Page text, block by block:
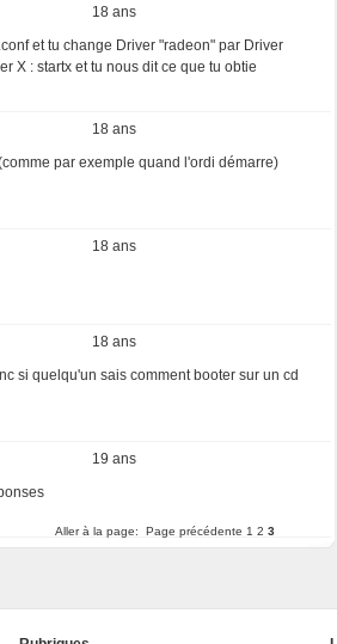
18 ans
et tu change Driver "radeon" par Driver
X : startx et tu nous dit ce que tu obtie
18 ans
par exemple quand l'ordi démarre)
18 ans
18 ans
si quelqu'un sais comment booter sur un cd
19 ans
Aller à la page: Page précédente 1 2 3